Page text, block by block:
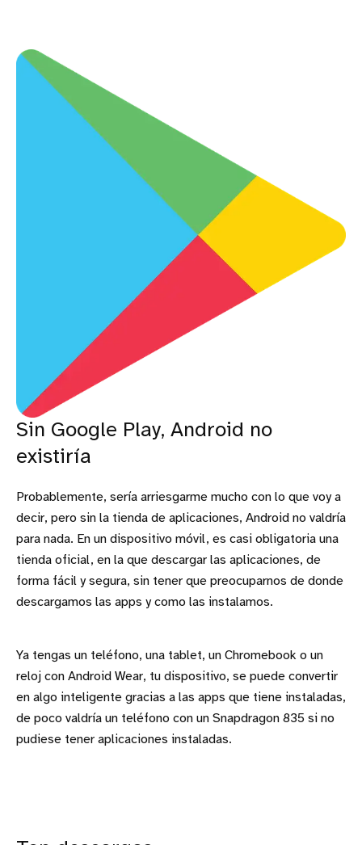
Sin Google Play, Android no
existiría
Probablemente, sería arriesgarme mucho con lo que voy a
decir, pero sin la tienda de aplicaciones, Android no valdría
para nada. En un dispositivo móvil, es casi obligatoria una
tienda oficial, en la que descargar las aplicaciones, de
forma fácil y segura, sin tener que preocuparnos de donde
descargamos las apps y como las instalamos.
Ya tengas un teléfono, una tablet, un Chromebook o un
reloj con Android Wear, tu dispositivo, se puede convertir
en algo inteligente gracias a las apps que tiene instaladas,
de poco valdría un teléfono con un Snapdragon 835 si no
pudiese tener aplicaciones instaladas.